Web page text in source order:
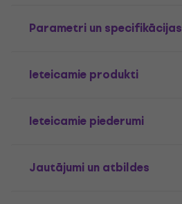
Parametri un specifikācijas
Ieteicamie produkti
Ieteicamie piederumi
Jautājumi un atbildes